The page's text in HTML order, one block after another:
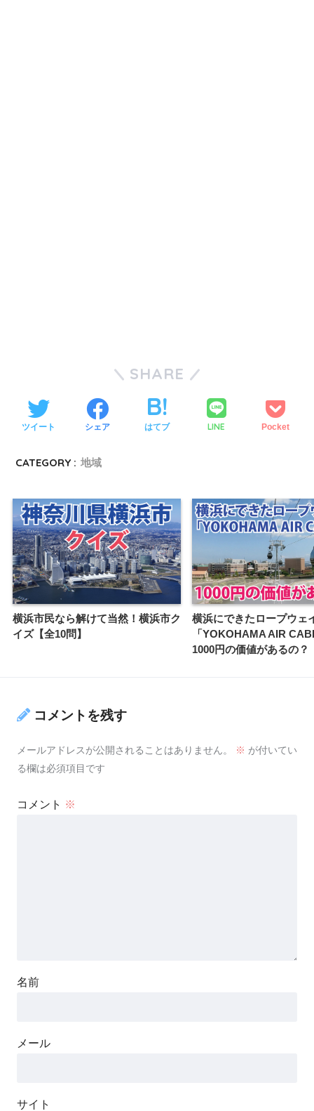
SHARE
ツイート シェア はてブ LINE Pocket
CATEGORY : 地域
横浜市民なら解けて当然！横浜市ク
イズ【全10問】
横浜にできたロープウェ
「YOKOHAMA AIR
1000円の価値があるの？
コメントを残す
メールアドレスが公開されることはありません。 ※ が付いてい
る欄は必須項目です
コメント ※
名前
メール
サイト